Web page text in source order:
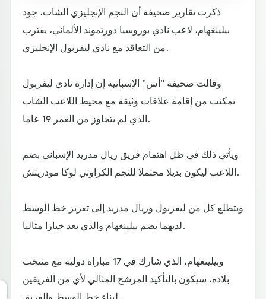
ذكرت تقارير صحيفة أن النجم الإنجليزي الشاب، جود
بيلينغهام، لاعب نادي بوروسيا دورتموند الألماني، يقترب
من التعاقد مع نادي ليفربول الإنجليزي.
وقالت صحيفة "أس" الإسبانية إن إدارة نادي ليفربول
تمكنت من إقامة علاقات وثيقة مع محيط اللاعب الشاب
الذي لم يتجاوز من العمر 19 عاما.
ويأتي ذلك في ظل اهتمام فريق ريال مدريد الإسباني بضم
اللاعب ليكون بديلا محتملا للنجم الكراوتي لوكا مودريتش.
ويتطلع كل من ليفربول وريال مدريد إلى تعزيز خط الوسط
لديهما بضم بيلينغهام والذي يعد خيارا مثاليا.
وبيلينغهام، الذي شارك في 17 مباراة دولية مع منتخب
بلاده، سيكون بالتأكيد المرشح المثالي لأي من الفريقين
لبناء خط الوسط والفريق.